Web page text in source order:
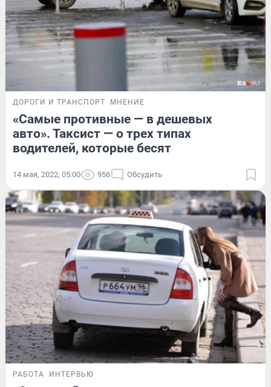
ДОРОГИ И ТРАНСПОРТ МНЕНИЕ
«Самые противные — в дешевых
авто». Таксист — о трех типах
водителей, которые бесят
14 мая, 2022, 05:00 956 Обсудить
РАБОТА ИНТЕРВЬЮ